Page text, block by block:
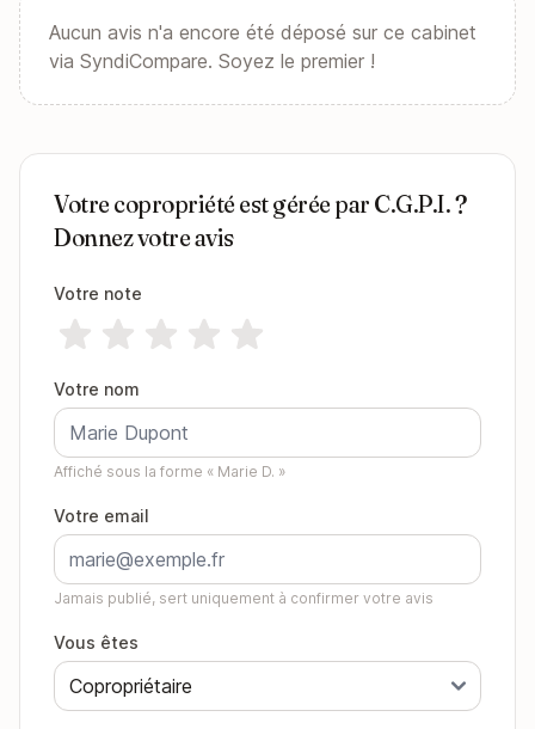
Aucun avis n'a encore été déposé sur ce cabinet
via SyndiCompare. Soyez le premier !
Votre copropriété est gérée par C.G.P.I. ?
Donnez votre avis
Votre note
Votre nom
Affiché sous la forme « Marie D. »
Votre email
Jamais publié, sert uniquement à confirmer votre avis
Vous êtes